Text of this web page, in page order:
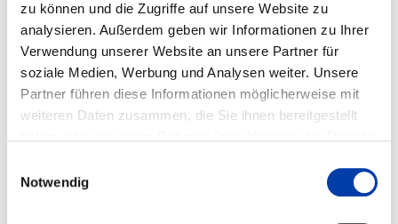
zu können und die Zugriffe auf unsere Website zu
analysieren. Außerdem geben wir Informationen zu Ihrer
Verwendung unserer Website an unsere Partner für
soziale Medien, Werbung und Analysen weiter. Unsere
Partner führen diese Informationen möglicherweise mit
weiteren Daten zusammen, die Sie ihnen bereitgestellt
Notwendig
ROBOTER 2027
Academy